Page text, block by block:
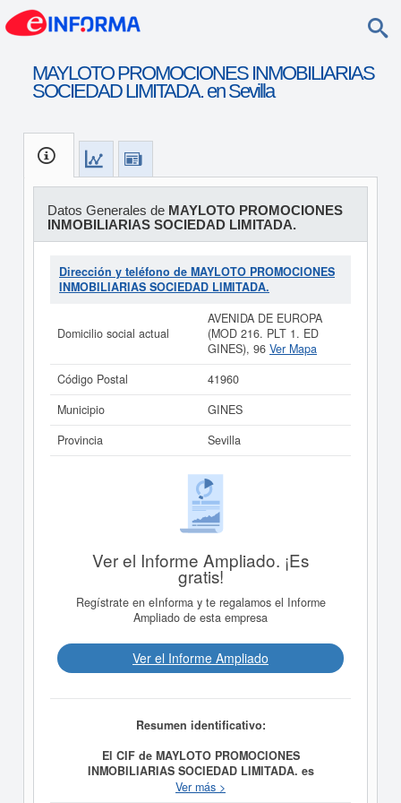
MAYLOTO PROMOCIONES INMOBILIARIAS
SOCIEDAD LIMITADA. en Sevilla
Datos Generales de MAYLOTO PROMOCIONES
INMOBILIARIAS SOCIEDAD LIMITADA.
Dirección y teléfono de MAYLOTO PROMOCIONES
INMOBILIARIAS SOCIEDAD LIMITADA.
Domicilio social actual
AVENIDA DE EUROPA
(MOD 216. PLT 1. ED
GINES), 96 Ver Mapa
Código Postal
41960
Municipio
GINES
Provincia
Sevilla
Ver el Informe Ampliado. ¡Es
gratis!
Regístrate en eInforma y te regalamos el Informe
Ampliado de esta empresa
Ver el Informe Ampliado
Resumen identificativo:
El CIF de MAYLOTO PROMOCIONES
INMOBILIARIAS SOCIEDAD LIMITADA. es
MAYLOTO PROMOCIONES
Ver más >